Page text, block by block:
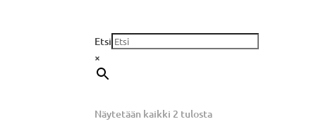
Etsi
×
Näytetään kaikki 2 tulosta